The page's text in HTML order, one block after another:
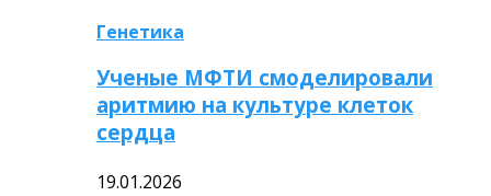
Генетика
Ученые МФТИ смоделировали
аритмию на культуре клеток
сердца
19.01.2026